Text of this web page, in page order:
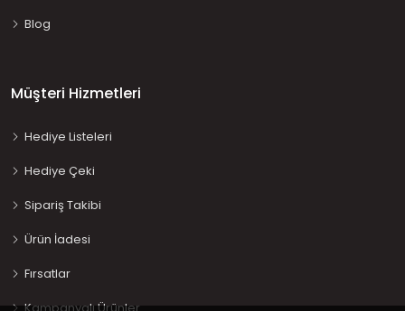
Blog
Müşteri Hizmetleri
Hediye Listeleri
Hediye Çeki
Sipariş Takibi
Ürün İadesi
Fırsatlar